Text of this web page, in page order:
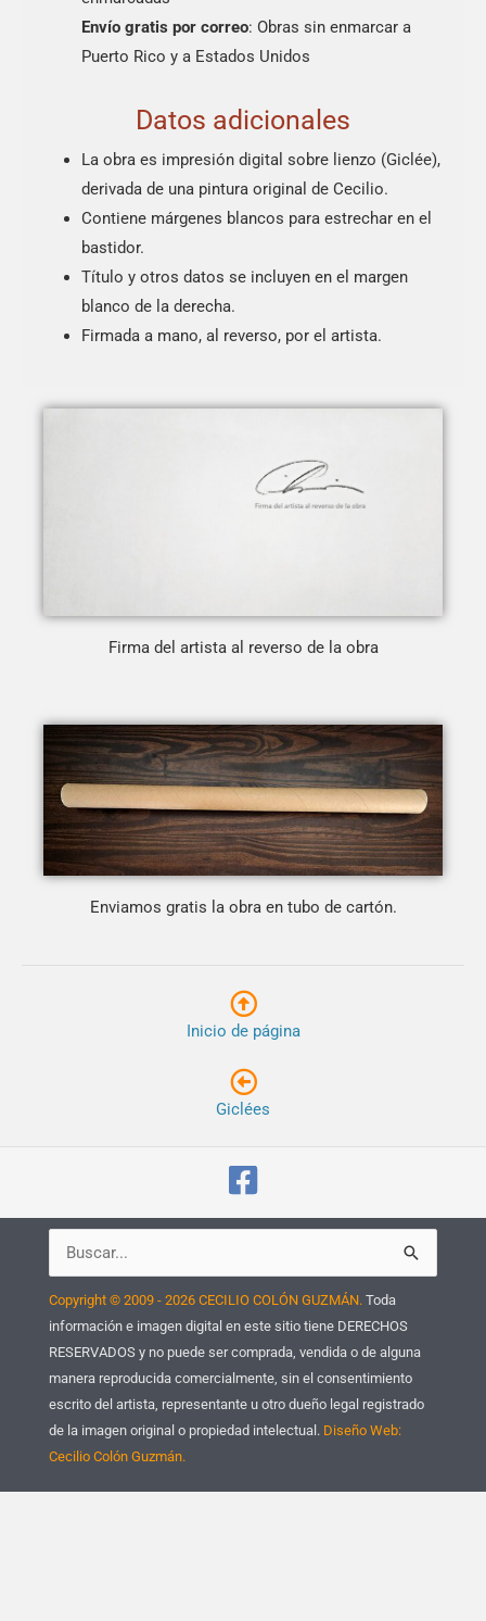
Envío gratis por correo: Obras sin enmarcar a
Puerto Rico y a Estados Unidos
Datos adicionales
La obra es impresión digital sobre lienzo (Giclée),
derivada de una pintura original de Cecilio.
Contiene márgenes blancos para estrechar en el
bastidor.
Título y otros datos se incluyen en el margen
blanco de la derecha.
Firmada a mano, al reverso, por el artista.
Firma del artista al reverso de la obra
Enviamos gratis la obra en tubo de cartón.
Inicio de página
Giclées
Buscar
Copyright © 2009 - 2026 CECILIO COLÓN GUZMÁN. Toda
información e imagen digital en este sitio tiene DERECHOS
RESERVADOS y no puede ser comprada, vendida o de alguna
manera reproducida comercialmente, sin el consentimiento
escrito del artista, representante u otro dueño legal registrado
de la imagen original o propiedad intelectual. Diseño Web:
Cecilio Colón Guzmán.